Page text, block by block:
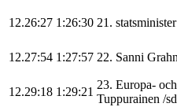
12.26:27 1:26:30 21. statsminister
12.27:54 1:27:57 22. Sanni
12.29:18 1:29:21
23. Europa-
Tuppurainen /sd